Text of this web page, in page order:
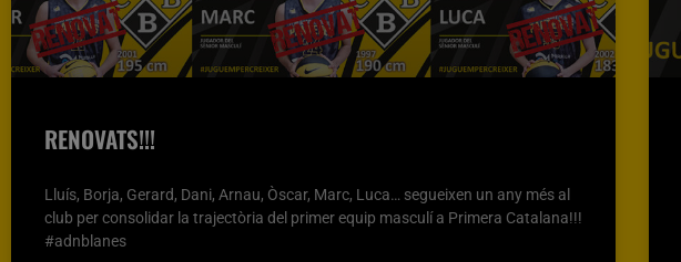
RENOVATS!!!
Lluís, Borja, Gerard, Dani, Arnau, Òscar, Marc, Luca… segueixen un any més al
club per consolidar la trajectòria del primer equip masculí a Primera Catalana!!!
#adnblanes